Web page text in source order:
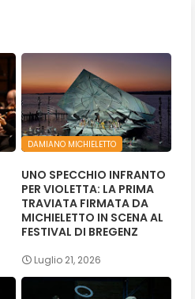
DAMIANO MICHIELETTO
UNO SPECCHIO INFRANTO
PER VIOLETTA: LA PRIMA
TRAVIATA FIRMATA DA
MICHIELETTO IN SCENA AL
FESTIVAL DI BREGENZ
Luglio 21, 2026